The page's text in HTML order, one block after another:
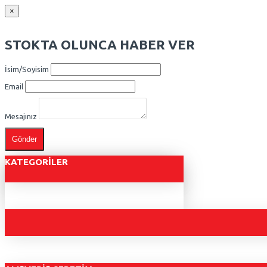
×
STOKTA OLUNCA HABER VER
İsim/Soyisim
Email
Mesajınız
Gönder
KATEGORILER